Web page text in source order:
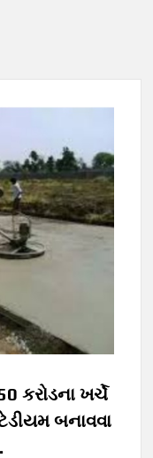
કરોડના ખર્ચે
બનાવવા